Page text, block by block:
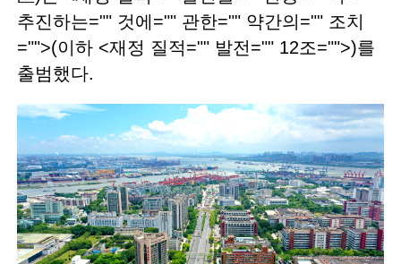
추진하는="" 것에="" 관한="" 약간의="" 조치
="">(이하 <재정 질적="" 발전="" 12조="">)를
출범했다.